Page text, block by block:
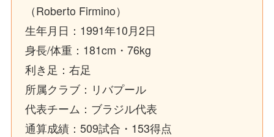
（Roberto Firmino）
生年月日：1991年10月2日
身長/体重：181cm・76kg
利き足：右足
所属クラブ：リバプール
代表チーム：ブラジル代表
通算成績：509試合・153得点